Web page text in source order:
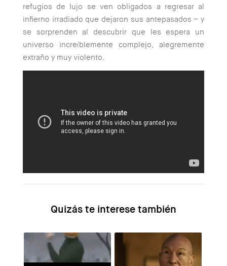
refugios de lujo se ven obligados a regresar al
infierno irradiado que dejaron sus antepasados – y
se sorprenden al descubrir que les espera un
universo increíblemente complejo, alegremente
extraño y muy violento.
Quizás te interese